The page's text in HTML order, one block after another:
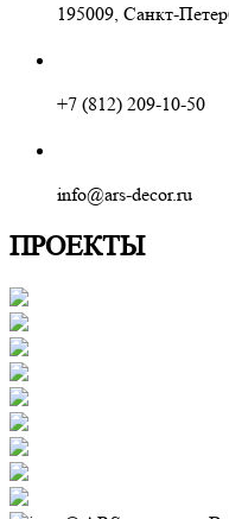
195009, Санкт-
+7 (812) 209-10-50
info@ars-decor.ru
ПРОЕКТЫ